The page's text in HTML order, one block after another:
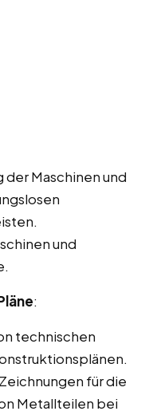
der Maschinen und
und
:
technischen
für die
Metallteilen bei